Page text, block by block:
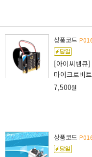
상품코드
[아이씨뱅큐]
마이크로비
7,500원
상품코드